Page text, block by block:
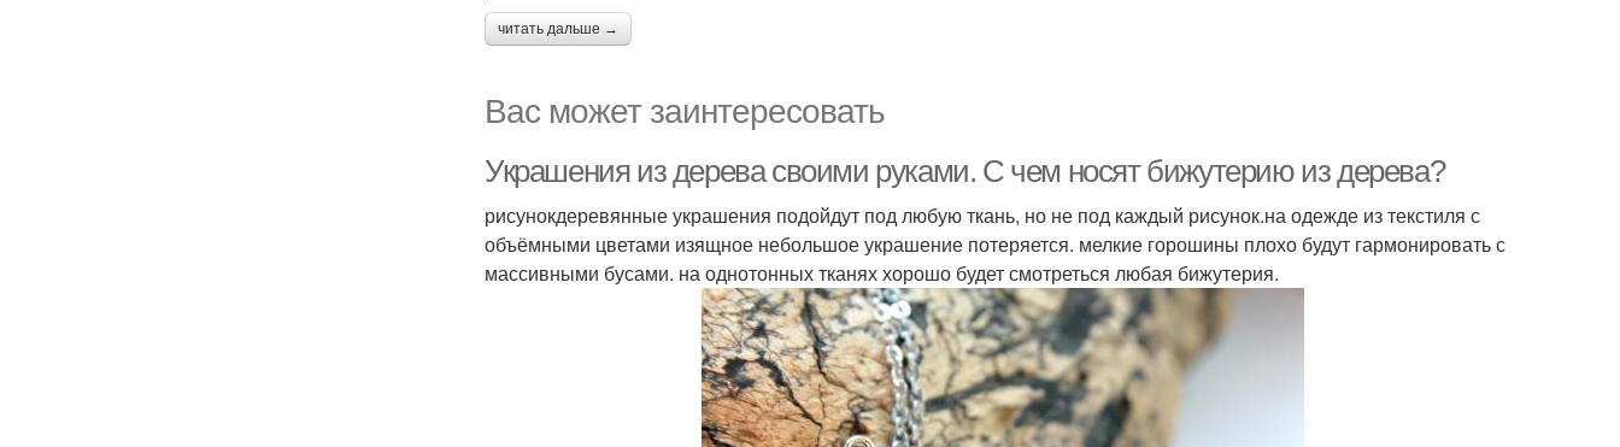
читать дальше →
Вас может заинтересовать
Украшения из дерева своими руками. С чем носят бижутерию из дерева?
рисунокдеревянные украшения подойдут под любую ткань, но не под каждый рисунок.на одежде из текстиля с
объёмными цветами изящное небольшое украшение потеряется. мелкие горошины плохо будут гармонировать с
массивными бусами. на однотонных тканях хорошо будет смотреться любая бижутерия.